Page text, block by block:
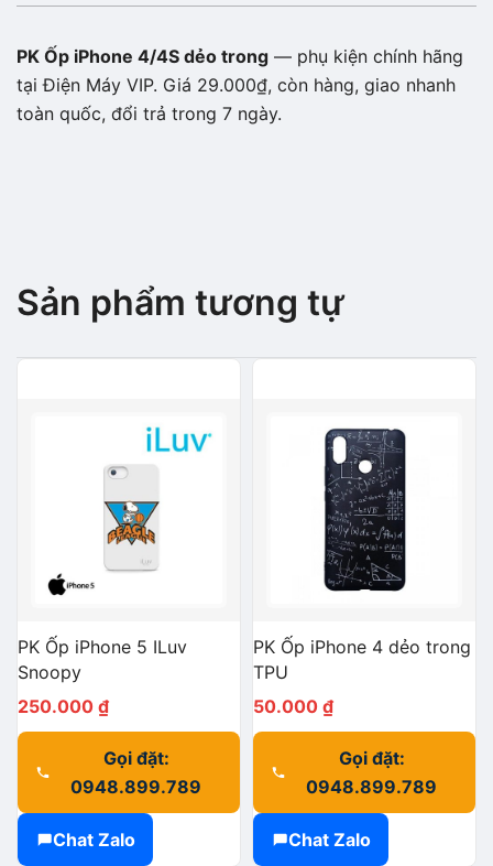
PK Ốp iPhone 4/4S dẻo trong — phụ kiện chính hãng
tại Điện Máy VIP. Giá 29.000₫, còn hàng, giao nhanh
toàn quốc, đổi trả trong 7 ngày.
Sản phẩm tương tự
PK Ốp iPhone 5 ILuv
Snoopy
250.000 ₫
Gọi đặt:
0948.899.789
Chat Zalo
PK Ốp iPhone 4 dẻo trong
TPU
50.000 ₫
Gọi đặt:
0948.899.789
Chat Zalo